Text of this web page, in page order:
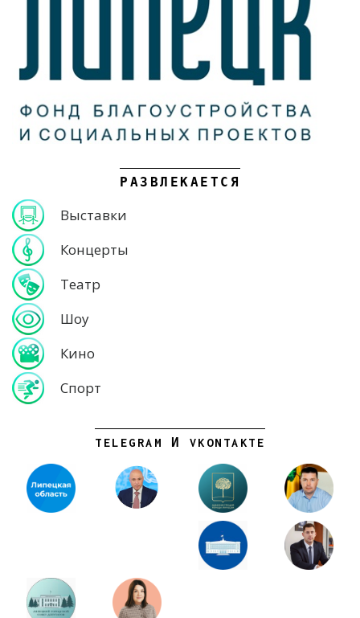
РАЗВЛЕКАЕТСЯ
Выставки
Концерты
Театр
Шоу
Кино
Спорт
TELEGRAM И VKONTAKTE